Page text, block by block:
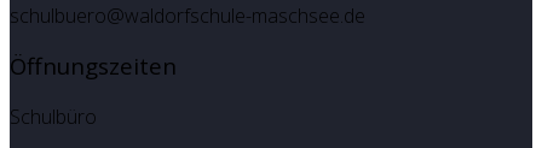
schulbuero@waldorfschule-maschsee.de
Öffnungszeiten
Schulbüro